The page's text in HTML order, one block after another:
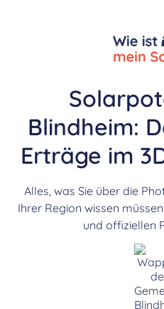
Blindheim:
Erträge im
Alles, was Sie über die
Ihrer Region wissen
und offiziellen